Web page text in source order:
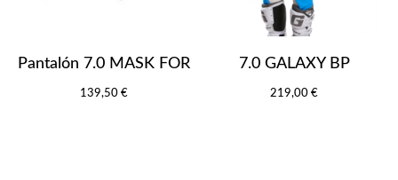
Pantalón 7.0 MASK FOR
139,50 €
7.0 GALAXY BP
219,00 €